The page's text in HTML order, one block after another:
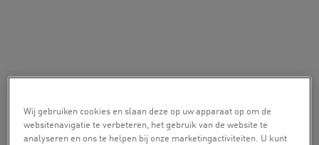
Wij gebruiken cookies en slaan deze op uw apparaat op om de
websitenavigatie te verbeteren, het gebruik van de website te
analyseren en ons te helpen bij onze marketingactiviteiten. U kunt